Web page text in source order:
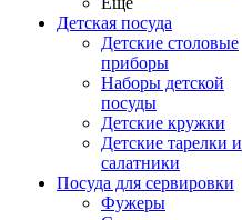
Детская посуда
Детские столовые
приборы
Наборы детской
посуды
Детские кружки
Детские тарелки и
салатники
Посуда для сервировки
Фужеры